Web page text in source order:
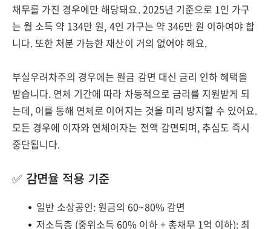
채무를 가진 경우에만 해당돼요. 2025년 기준으로 1인 가구
는 월 소득 약 134만 원, 4인 가구는 약 346만 원 이하여야 합
니다. 또한 처분 가능한 재산이 거의 없어야 해요.
부실우려차주의 경우에는 원금 감면 대신 금리 인하 혜택을
받습니다. 연체 기간에 따라 차등적으로 금리를 지원받게 되
는데, 이를 통해 연체로 이어지는 것을 미리 방지할 수 있어요.
모든 경우에 이자와 연체이자는 전액 감면되며, 추심도 즉시
중단됩니다.
✅ 감면율 적용 기준
일반 소상공인: 원금의 60~80% 감면
저소득층 (중위소득 60% 이하 + 총채무 1억 이하): 최